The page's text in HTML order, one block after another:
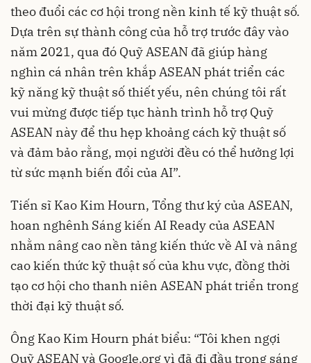
theo đuổi các cơ hội trong nền kinh tế kỹ thuật số.
Dựa trên sự thành công của hỗ trợ trước đây vào
năm 2021, qua đó Quỹ ASEAN đã giúp hàng
nghìn cá nhân trên khắp ASEAN phát triển các
kỹ năng kỹ thuật số thiết yếu, nên chúng tôi rất
vui mừng được tiếp tục hành trình hỗ trợ Quỹ
ASEAN này để thu hẹp khoảng cách kỹ thuật số
và đảm bảo rằng, mọi người đều có thể hưởng lợi
từ sức mạnh biến đổi của AI”.
Tiến sĩ Kao Kim Hourn, Tổng thư ký của ASEAN,
hoan nghênh Sáng kiến ​​AI Ready của ASEAN
nhằm nâng cao nền tảng kiến ​​thức về AI và nâng
cao kiến ​​thức kỹ thuật số của khu vực, đồng thời
tạo cơ hội cho thanh niên ASEAN phát triển trong
thời đại kỹ thuật số.
Ông Kao Kim Hourn phát biểu: “Tôi khen ngợi
Quỹ ASEAN và Google.org vì đã đi đầu trong sáng